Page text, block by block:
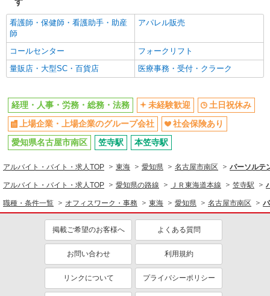
看護師・保健師・看護助手・助産
師
アパレル販売
コールセンター
フォークリフト
量販店・大型SC・百貨店
医療事務・受付・クラーク
経理・人事・労務・総務・法務 未経験歓迎
土日祝休み
上場企業・上場企業のグループ会社
社会保険あり
愛知県名古屋市南区
笠寺駅 本笠寺駅
アルバイト・バイト・求人TOP 東海 愛知県 名古屋市南区 パーソルテ
アルバイト・バイト・求人TOP 愛知県の路線 ＪＲ東海道本線 笠寺駅
職種・条件一覧 オフィスワーク・事務 東海 愛知県 名古屋市南区
掲載ご希望のお客様へ よくある質問
お問い合わせ 利用規約
リンクについて プライバシーポリシー